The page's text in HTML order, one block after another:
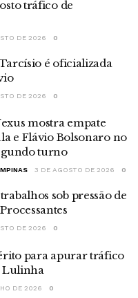
tráfico de
DE 2026 0
é oficializada
DE 2026 0
mostra empate
e Flávio Bolsonaro no
turno
3 DE AGOSTO DE 2026 0
sob pressão de
DE 2026 0
para apurar tráfico
Lulinha
DE 2026 0